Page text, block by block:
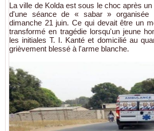
La ville de Kolda est sous le choc après
d'une séance de « sabar »
dimanche 21 juin. Ce qui devait être un
transformé en tragédie lorsqu'un jeune
les initiales T. I. Kanté et domicilié au
grièvement blessé à l'arme blanche.